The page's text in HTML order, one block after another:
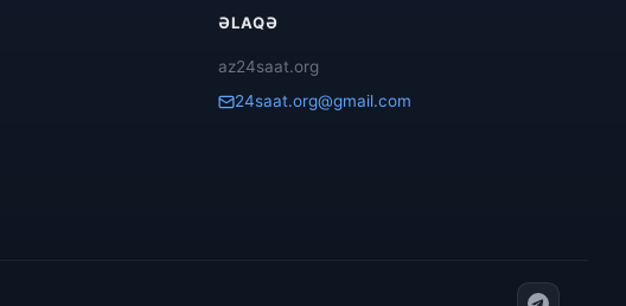
ƏLAQƏ
az24saat.org
24saat.org@gmail.com